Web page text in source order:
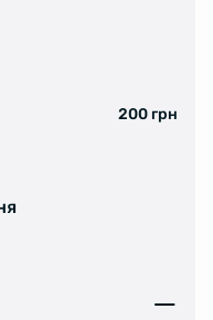
200 грн